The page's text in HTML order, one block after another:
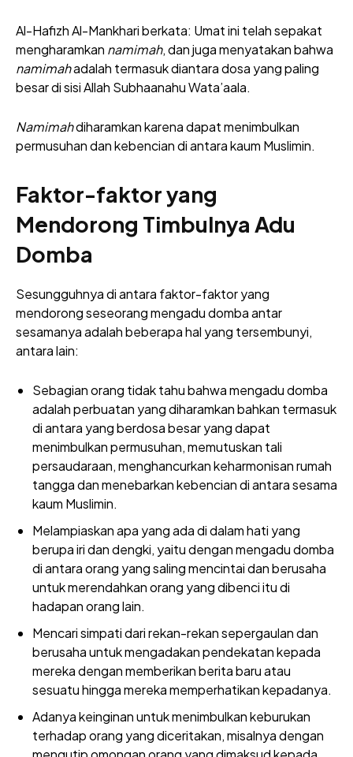
Al-Hafizh Al-Mankhari berkata: Umat ini telah sepakat
mengharamkan namimah, dan juga menyatakan bahwa
namimahadalah termasuk diantara dosa yang paling
besar di sisi Allah Subhaanahu Wata’aala.
Namimahdiharamkan karena dapat menimbulkan
permusuhan dan kebencian di antara kaum Muslimin.
Faktor-faktor yang
Mendorong Timbulnya Adu
Domba
Sesungguhnya di antara faktor-faktor yang
mendorong seseorang mengadu domba antar
sesamanya adalah beberapa hal yang tersembunyi,
antara lain:
Sebagian orang tidak tahu bahwa mengadu domba
adalah perbuatan yang diharamkan bahkan termasuk
di antara yang berdosa besar yang dapat
menimbulkan permusuhan, memutuskan tali
persaudaraan, menghancurkan keharmonisan rumah
tangga dan menebarkan kebencian di antara sesama
kaum Muslimin.
Melampiaskan apa yang ada di dalam hati yang
berupa iri dan dengki, yaitu dengan mengadu domba
di antara orang yang saling mencintai dan berusaha
untuk merendahkan orang yang dibenci itu di
hadapan orang lain.
Mencari simpati dari rekan-rekan sepergaulan dan
berusaha untuk mengadakan pendekatan kepada
mereka dengan memberikan berita baru atau
sesuatu hingga mereka memperhatikan kepadanya.
Adanya keinginan untuk menimbulkan keburukan
terhadap orang yang diceritakan, misalnya dengan